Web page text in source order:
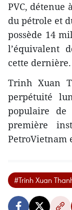
PVC, détenue
du pétrole et
possède 14
l’équivalent
cette dernière.
Trinh Xuan
perpétuité
populaire de
première
PetroVietnam
#Trinh Xuan